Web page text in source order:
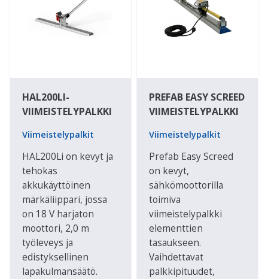
HAL200LI-
VIIMEISTELYPALKKI
Viimeistelypalkit
HAL200Li on kevyt ja
tehokas
akkukäyttöinen
märkäliippari, jossa
on 18 V harjaton
moottori, 2,0 m
työleveys ja
edistyksellinen
lapakulmansäätö.
PREFAB EASY SCREED
VIIMEISTELYPALKKI
Viimeistelypalkit
Prefab Easy Screed
on kevyt,
sähkömoottorilla
toimiva
viimeistelypalkki
elementtien
tasaukseen.
Vaihdettavat
palkkipituudet,